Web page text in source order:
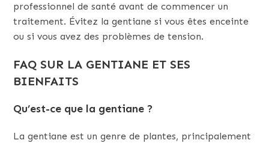
professionnel de santé avant de commencer un
traitement. Évitez la gentiane si vous êtes enceinte
ou si vous avez des problèmes de tension.
FAQ SUR LA GENTIANE ET SES
BIENFAITS
Qu’est-ce que la gentiane ?
La gentiane est un genre de plantes, principalement